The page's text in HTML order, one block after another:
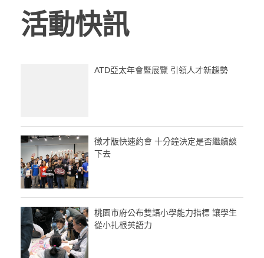
活動快訊
ATD亞太年會暨展覽 引領人才新趨勢
徵才版快速約會 十分鐘決定是否繼續談
下去
桃園市府公布雙語小學能力指標 讓學生
從小扎根英語力